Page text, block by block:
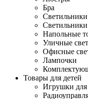
Бра
Напольные
Уличные
Офисные
Лампочки
Товары для детей
Игрушки для